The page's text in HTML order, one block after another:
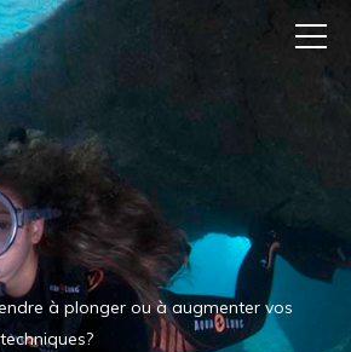
à plonger ou à augmenter vos